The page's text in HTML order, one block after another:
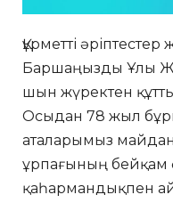
Құрметті
Баршаңызды Ұлы
шын жүректен
Осыдан 78 жыл
аталарымыз
ұрпағының бейқам
қаһармандықпен